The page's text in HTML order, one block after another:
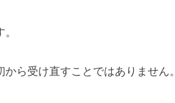
ら受け直すことではありません。